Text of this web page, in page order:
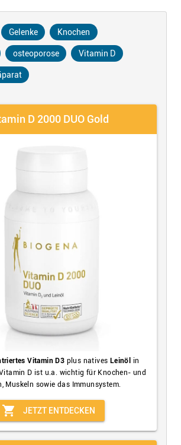
Gelenke Knochen
osteoporose Vitamin D
D 2000 DUO Gold
Vitamin D3 plus natives Leinöl in
D ist u.a. wichtig für Knochen- und
Muskeln sowie das Immunsystem.
shopping_cart JETZT ENTDECKEN